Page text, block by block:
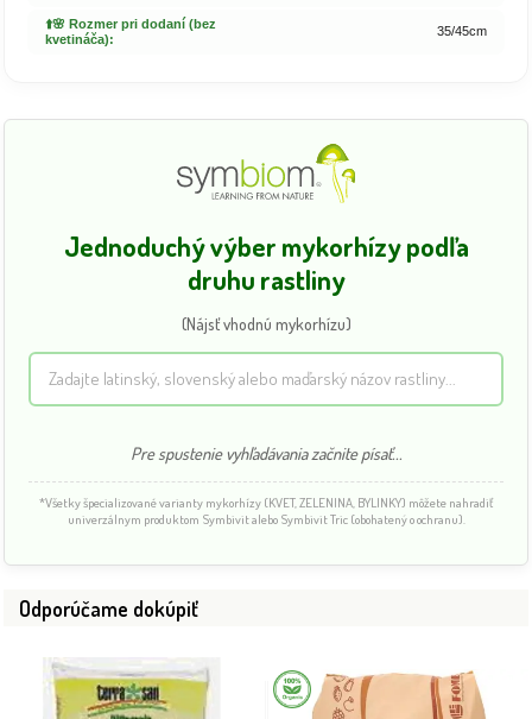
⬆️🌸 Rozmer pri dodaní (bez
kvetináča):
35/45cm
Jednoduchý výber mykorhízy podľa
druhu rastliny
(Nájsť vhodnú mykorhízu)
Pre spustenie vyhľadávania začnite písať...
*Všetky špecializované varianty mykorhízy (KVET, ZELENINA, BYLINKY) môžete nahradiť
univerzálnym produktom Symbivit alebo Symbivit Tric (obohatený o ochranu).
Odporúčame dokúpiť